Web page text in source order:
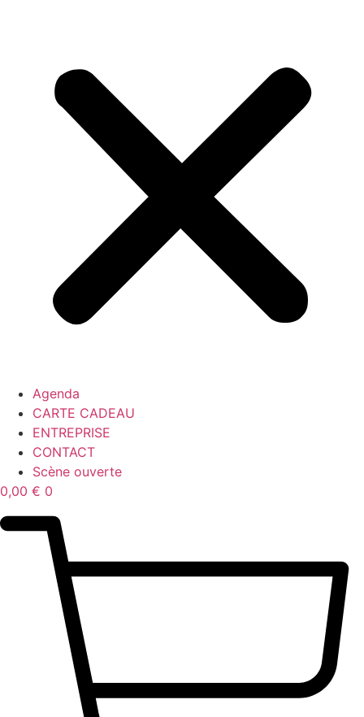
Agenda
CARTE CADEAU
ENTREPRISE
CONTACT
Scène ouverte
0,00 € 0